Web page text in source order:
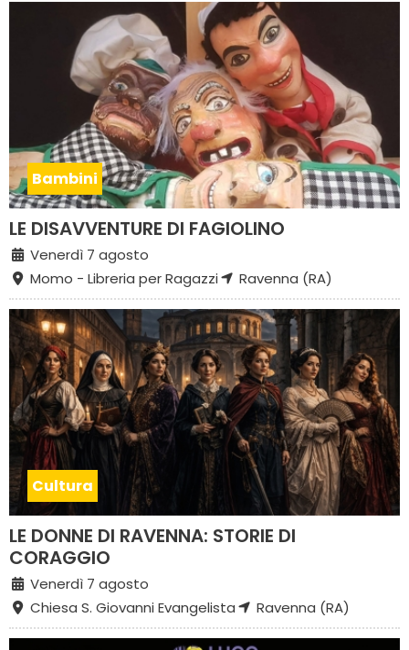
Bambini
LE DISAVVENTURE DI FAGIOLINO
Venerdì 7 agosto
Momo - Libreria per Ragazzi
Ravenna (RA)
Cultura
LE DONNE DI RAVENNA: STORIE DI
CORAGGIO
Venerdì 7 agosto
Chiesa S. Giovanni Evangelista
Ravenna (RA)